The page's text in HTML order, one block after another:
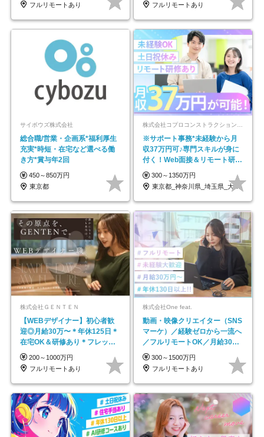
フルリモートあり
フルリモートあり
サイボウズ株式会社
総合職/営業・企画系*福利厚生
充実*時短・在宅など選べる働
き方*賞与年2回
450～850万円
東京都
※サポート事務*未経験から月
収37万円可♪専門スキルが身に
付く！Web面接＆リモート研修
も充実♪/a
300～1350万円
東京都_神奈川県_埼玉県_大阪府_愛知県…
株式会社ＧＥＮＴＥＮ
【WEBデザイナー】初⼼者歓
迎◎⽉給30万〜＊年休125⽇＊
在宅OK＆研修あり＊フレック
ス
200～1000万円
フルリモートあり
株式会社One feat.
動画・映像クリエイター（SNS
マーケ）／経験ゼロから一流へ
／フルリモートOK／月給30万
円～／年休130日以上
300～1500万円
フルリモートあり